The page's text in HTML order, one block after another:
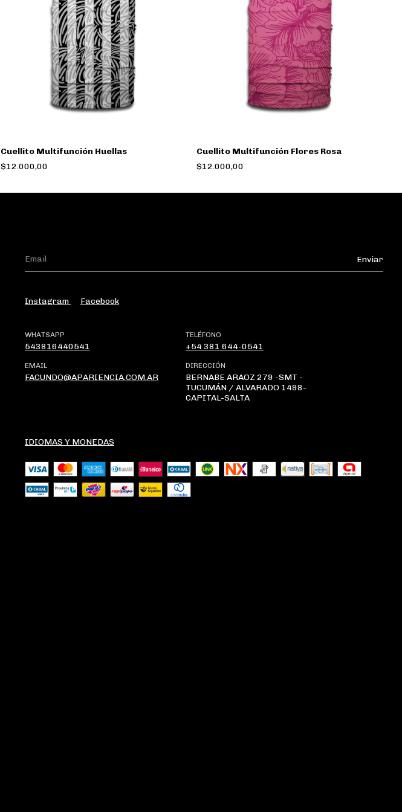
Cuellito Multifunción Huellas
$12.000,00
Cuellito Multifunción Flores Rosa
$12.000,00
Instagram Facebook
WHATSAPP
543816440541
TELÉFONO
+54 381 644-0541
EMAIL
FACUNDO@APARIENCIA.COM.AR
DIRECCIÓN
BERNABE ARAOZ 279 -SMT -
TUCUMÁN / ALVARADO 1498-
CAPITAL-SALTA
IDIOMAS Y MONEDAS